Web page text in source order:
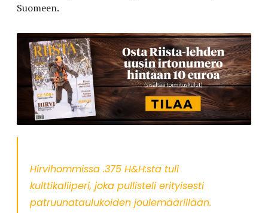
Suomeen.
Hirvihommissa .375 H&H:sta tuli
kulttikaliiperi, joka pullisteli erityisesti
patruunataulukoiden joulemäärillään.